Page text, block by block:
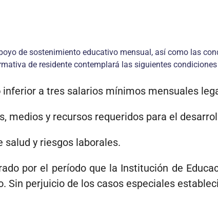
de sostenimiento educativo mensual, así como las
de residente contemplará las siguientes
inferior a tres salarios mínimos mensuales
medios y recursos requeridos para el
salud y riesgos laborales.
por el período que la Institución de
Sin perjuicio de los casos especiales